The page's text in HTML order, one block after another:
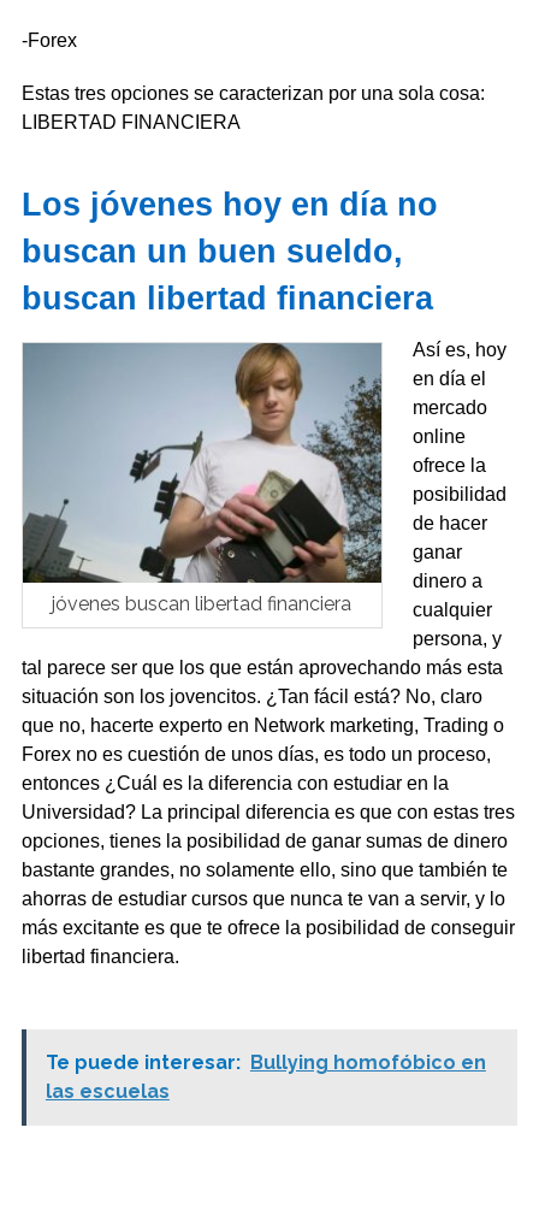
-Forex
Estas tres opciones se caracterizan por una sola cosa:
LIBERTAD FINANCIERA
Los jóvenes hoy en día no
buscan un buen sueldo,
buscan libertad financiera
jóvenes buscan libertad financiera
Así es, hoy
en día el
mercado
online
ofrece la
posibilidad
de hacer
ganar
dinero a
cualquier
persona, y
tal parece ser que los que están aprovechando más esta
situación son los jovencitos. ¿Tan fácil está? No, claro
que no, hacerte experto en Network marketing, Trading o
Forex no es cuestión de unos días, es todo un proceso,
entonces ¿Cuál es la diferencia con estudiar en la
Universidad? La principal diferencia es que con estas tres
opciones, tienes la posibilidad de ganar sumas de dinero
bastante grandes, no solamente ello, sino que también te
ahorras de estudiar cursos que nunca te van a servir, y lo
más excitante es que te ofrece la posibilidad de conseguir
libertad financiera.
Te puede interesar: Bullying homofóbico en
las escuelas